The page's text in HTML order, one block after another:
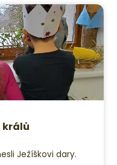
Ježíškovi dary.